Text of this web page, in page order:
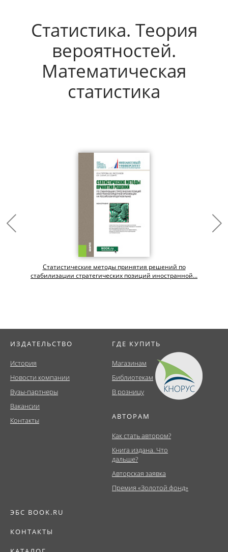
Статистика. Теория
вероятностей.
Математическая
статистика
Статистические методы принятия решений по
стабилизации стратегических позиций иностранной...
ИЗДАТЕЛЬСТВО
История
Новости компании
Вузы-партнеры
Вакансии
Контакты
ГДЕ КУПИТЬ
Магазинам
Библиотекам
В розницу
АВТОРАМ
Как стать автором?
Книга издана. Что
дальше?
Авторская заявка
Премия «Золотой фонд»
ЭБС BOOK.RU
КОНТАКТЫ